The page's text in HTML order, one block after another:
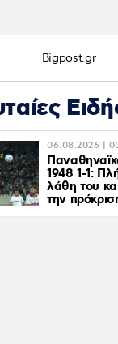
Bigpost.gr
06.08.2026 |
1948 1-1:
λάθη του
την